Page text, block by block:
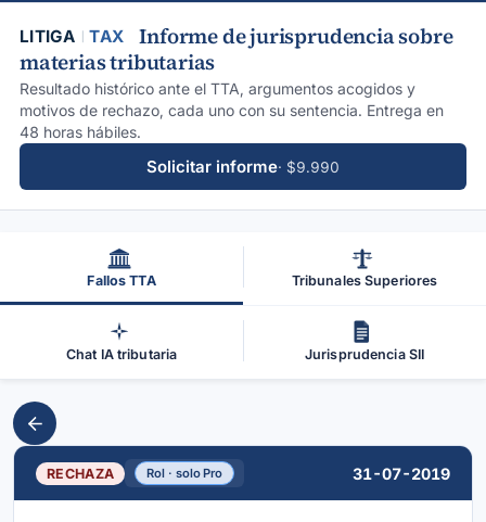
LITIGA TAX
Informe de jurisprudencia sobre
materias tributarias
Resultado histórico ante el TTA, argumentos acogidos y
motivos de rechazo, cada uno con su sentencia. Entrega en
48 horas hábiles.
Solicitar informe· $9.990
Fallos TTA Tribunales Superiores
Chat IA tributaria Jurisprudencia SII
RECHAZA Rol · solo Pro 31-07-2019